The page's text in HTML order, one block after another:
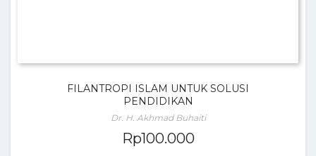
FILANTROPI ISLAM UNTUK SOLUSI
PENDIDIKAN
Dr. H. Akhmad Buhaiti
Rp100.000